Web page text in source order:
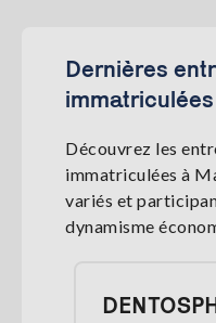
Dernières
Découvrez les
immatriculées à
variés et
dynamisme